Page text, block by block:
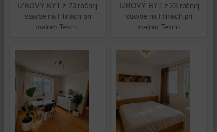
IZBOVÝ BYT z 23 ročnej
stavbe na Hlinách pri
malom Tescu.
IZBOVÝ BYT z 23 ročnej
stavbe na Hlinách pri
malom Tescu.
identifikáciu
vašej
relácie
dosiahnutie
funkčnosti
platformy,
zážitku
z
prehliadania
a
mohli
poskytovať
doplnkové
ktoré
váš
zážitok
prehliadania,
ukladať
niektoré